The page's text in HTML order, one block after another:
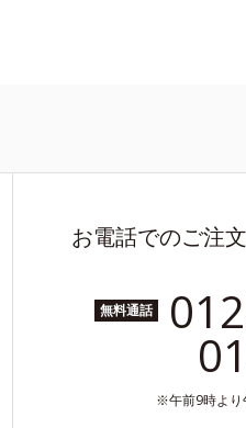
お電話でのご注
無料通話
午前9時よ